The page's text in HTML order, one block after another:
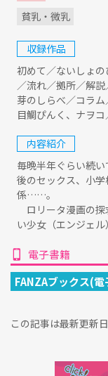
貧乳・微乳
収録作品
初めて／ないしょ
／流れ／拠所／解
芽のしらべ／コラ
目鯛ぴんく、ナヲコ
内容紹介
毎晩半年ぐらい続
後のセックス、小
係……。
ロリータ漫画の探
い少女（エンジェル
電子書籍
FANZAブックス(
この記事は最新更新